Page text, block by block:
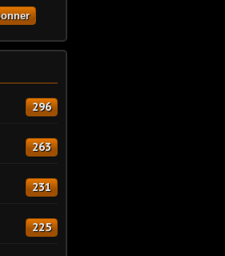
296
263
231
225